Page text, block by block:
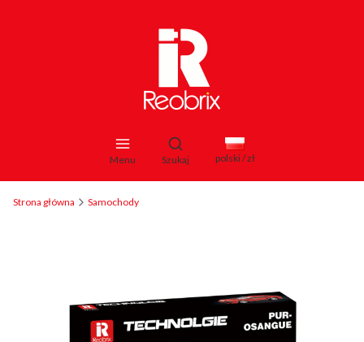
Menu
Otwórz wyszukiwarkę
Szukaj polski / zł
Strona główna Samochody